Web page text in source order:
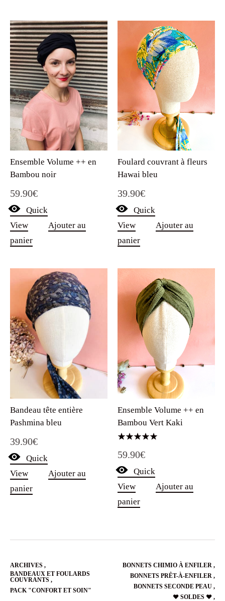
Ensemble Volume ++ en
Bambou noir
59.90€
Quick
View
Ajouter au
panier
Foulard couvrant à fleurs
Hawai bleu
39.90€
Quick
View
Ajouter au
panier
Bandeau tête entière
Pashmina bleu
39.90€
Quick
View
Ajouter au
panier
Ensemble Volume ++ en
Bambou Vert Kaki
5.00
59.90€
Quick
View
Ajouter au
panier
ARCHIVES ,
BANDEAUX ET FOULARDS
COUVRANTS ,
PACK "CONFORT ET SOIN"
BONNETS CHIMIO À ENFILER ,
BONNETS PRÊT-À-ENFILER ,
BONNETS SECONDE PEAU ,
❤️ SOLDES ❤️ ,